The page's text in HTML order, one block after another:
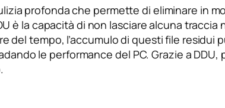
profonda che permette di eliminare in
è la capacità di non lasciare alcuna
del tempo, l’accumulo di questi file residui
le performance del PC. Grazie a